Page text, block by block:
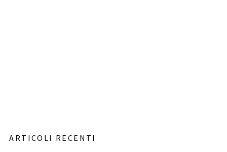
ARTICOLI RECENTI